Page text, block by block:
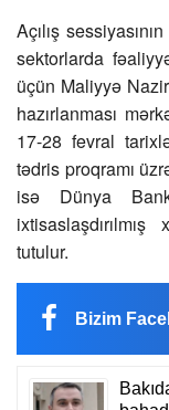
Açılış
sektorlarda
üçün Maliyyə
hazırlanması
17-28 fevral
tədris proqramı
isə Dünya
tutulur.
Bizim